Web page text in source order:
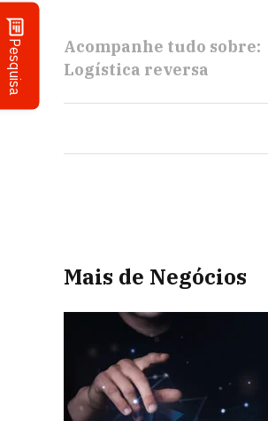
Pesquisa Acompanhe tudo sobre:
Logística reversa
Mais de Negócios